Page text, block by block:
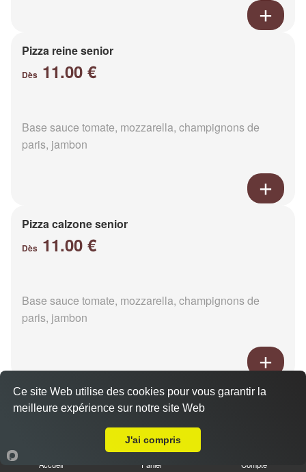
Pizza reine senior
Dès 11.00 €
Base sauce tomate, mozzarella, champignons de
paris, jambon
Pizza calzone senior
Dès 11.00 €
Base sauce tomate, mozzarella, champignons de
paris, jambon
Pizza 4 fromages senior
11.00 €
Accueil Panier Compte
Ce site Web utilise des cookies pour vous garantir la
meilleure expérience sur notre site Web
J'ai compris